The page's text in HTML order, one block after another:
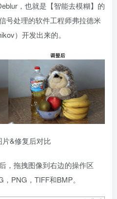
，也就是【智能去模糊】的
号处理的软件工程师弗拉德米
）开发出来的。
&修复后对比
，拖拽图像到右边的操作区
PNG，TIFF和BMP。